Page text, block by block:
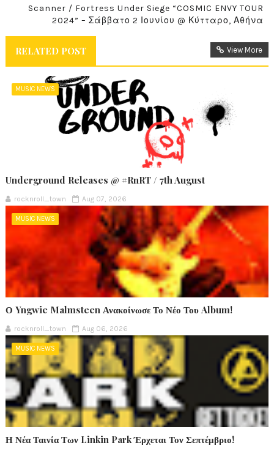
Scanner / Fortress Under Siege “COSMIC ENVY TOUR
2024” – Σάββατο 2 Ιουνίου @ Κύτταρο, Αθήνα
RELATED POST View More
MUSIC NEWS
Underground Releases @ #RnRT / 7th August
rocknroll_town Aug 07, 2026
MUSIC NEWS
Ο Yngwie Malmsteen Ανακοίνωσε Το Νέο Του Album!
rocknroll_town Aug 06, 2026
MUSIC NEWS
Η Νέα Ταινία Των Linkin Park Έρχεται Τον Σεπτέμβριο!